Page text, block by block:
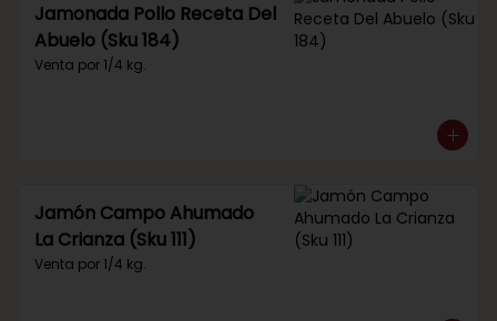
Jamonada Pollo Receta Del
Abuelo (Sku 184)
Venta por 1/4 kg.
Jamón Campo Ahumado
La Crianza (Sku 111)
Venta por 1/4 kg.